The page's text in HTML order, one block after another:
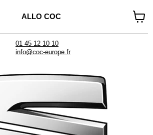
ALLO COC
01 45 12 10 10
info@coc-europe.fr
il